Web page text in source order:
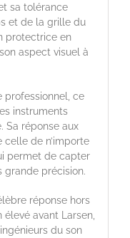
sa tolérance
et de la grille du
protectrice en
aspect visuel à
professionnel, ce
instruments
Sa réponse aux
de n’importe
permet de capter
grande précision.
réponse hors
élevé avant Larsen,
du son